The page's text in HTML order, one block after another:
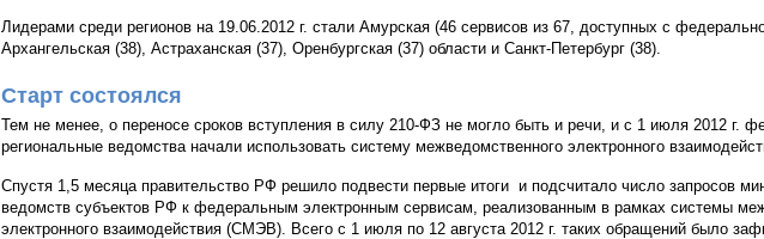
Лидерами среди регионов на 19.06.2012 г. стали Амурская (46 сервисов из 67, доступных с
Архангельская (38), Астраханская (37), Оренбургская (37) области и Санкт-Петербург (38).
Старт состоялся
Тем не менее, о переносе сроков вступления в силу 210-ФЗ не могло быть и речи, и с 1 июля 2012 г.
региональные ведомства начали использовать систему межведомственного электронного
Спустя 1,5 месяца правительство РФ решило подвести первые итоги и подсчитало число запросов
ведомств субъектов РФ к федеральным электронным сервисам, реализованным в рамках системы
электронного взаимодействия (СМЭВ). Всего с 1 июля по 12 августа 2012 г. таких обращений было